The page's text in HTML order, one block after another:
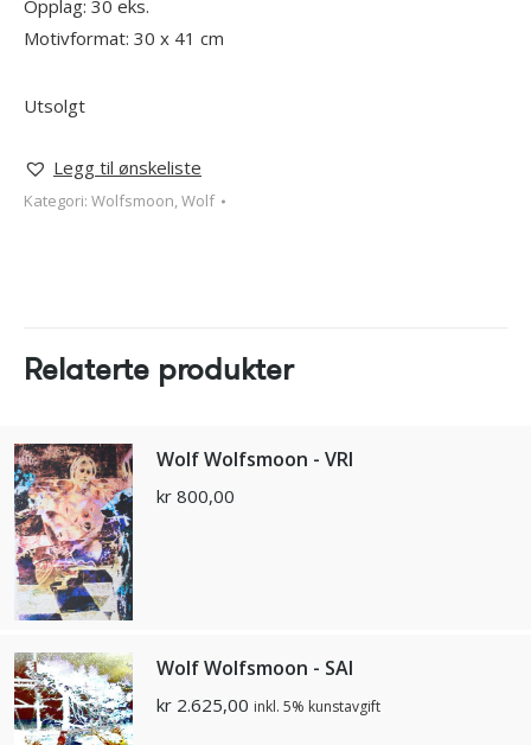
Opplag: 30 eks.
Motivformat: 30 x 41 cm
Utsolgt
Legg til ønskeliste
Kategori: Wolfsmoon, Wolf
Relaterte produkter
Wolf Wolfsmoon - VRI
kr 800,00
Wolf Wolfsmoon - SAI
kr 2.625,00 inkl. 5% kunstavgift